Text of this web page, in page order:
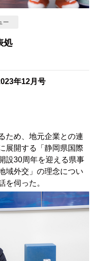
ー
処
年12月号
ため、地元企業との連
展開する「静岡県国際
設30周年を迎える県事
域外交」の理念につい
を伺った。